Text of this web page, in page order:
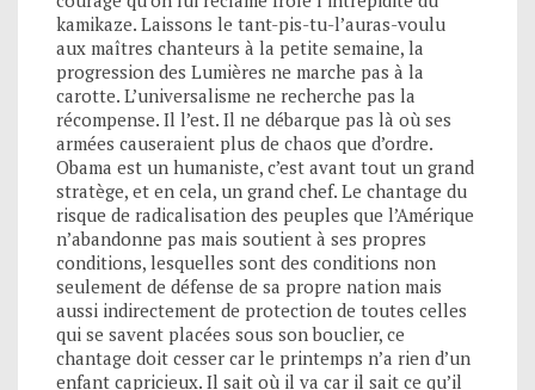
kamikaze. Laissons le tant-pis-tu-l’auras-voulu
aux maîtres chanteurs à la petite semaine, la
progression des Lumières ne marche pas à la
carotte. L’universalisme ne recherche pas la
récompense. Il l’est. Il ne débarque pas là où ses
armées causeraient plus de chaos que d’ordre.
Obama est un humaniste, c’est avant tout un grand
stratège, et en cela, un grand chef. Le chantage du
risque de radicalisation des peuples que l’Amérique
n’abandonne pas mais soutient à ses propres
conditions, lesquelles sont des conditions non
seulement de défense de sa propre nation mais
aussi indirectement de protection de toutes celles
qui se savent placées sous son bouclier, ce
chantage doit cesser car le printemps n’a rien d’un
enfant capricieux. Il sait où il va car il sait ce qu’il